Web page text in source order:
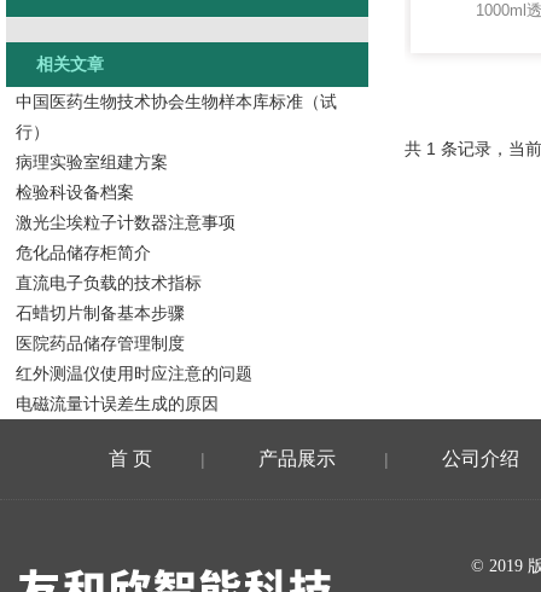
1000ml
共 1 条记录，当
相关文章
中国医药生物技术协会生物样本库标准（试
行）
病理实验室组建方案
检验科设备档案
激光尘埃粒子计数器注意事项
危化品储存柜简介
直流电子负载的技术指标
石蜡切片制备基本步骤
医院药品储存管理制度
红外测温仪使用时应注意的问题
电磁流量计误差生成的原因
首 页 | 产品展示 | 公司介绍
© 2019